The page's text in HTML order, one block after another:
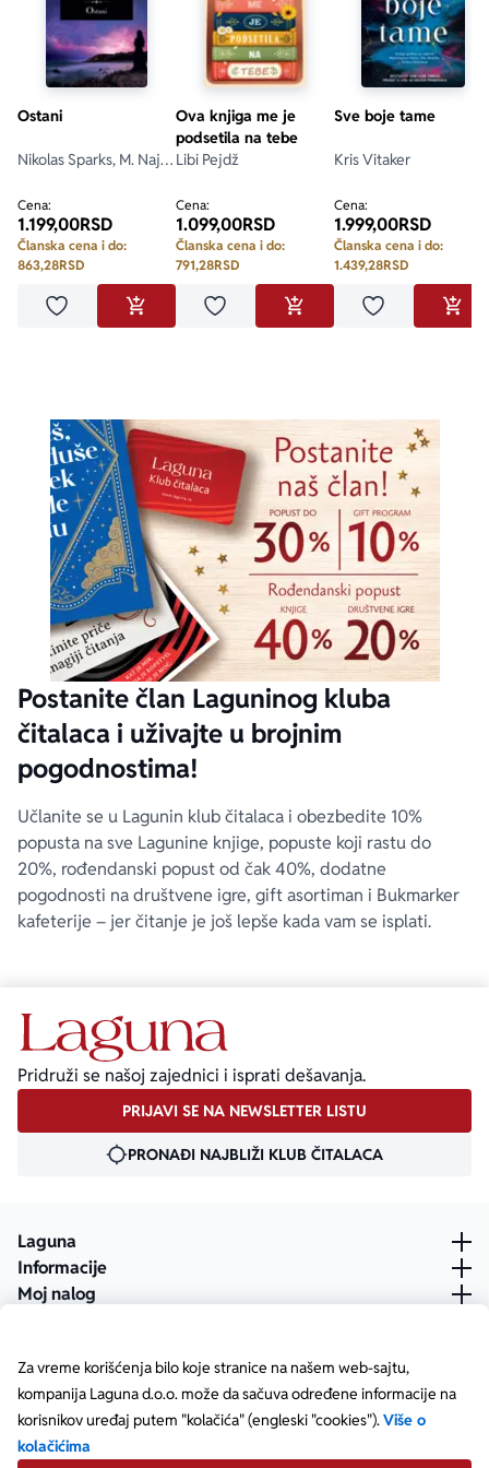
Za vreme korišćenja bilo koje stranice na našem web-sajtu,
kompanija Laguna d.o.o. može da sačuva određene informacije na
korisnikov uređaj putem "kolačića" (engleski "cookies").Više o
kolačićima
„Delikatna proza Kejt Volbert odzvanja glasovima koje
više ne možemo da čujemo… Vrtovi Kjota je priča o
duhu, misterija i ljubavna priča.“ Ejmi Blum
„Ovaj predivni, jedinstveni roman istražuje tananu
mrežu priča koje tkamo da bismo zaštili naše voljene od
Ostani
Nikolas Sparks, M. Najt
Cena:
1.199,00RSD
Članska cena i do:
863,28RSD
Dodaj u omiljeneDODAJ U KORPU
Ova knjiga me je
podsetila na tebe
Libi Pejdž
Cena:
1.099,00RSD
Članska cena i do:
791,28RSD
Dodaj u omiljeneDODAJ U KORPU
Sve boje tame
Kris Vitaker
Cena:
1.999,00RSD
Članska cena i do:
1.439,28RSD
Dodaj u
Postanite član Laguninog kluba
čitalaca i uživajte u brojnim
pogodnostima!
Učlanite se u Lagunin klub čitalaca i obezbedite 10%
popusta na sve Lagunine knjige, popuste koji rastu do
20%, rođendanski popust od čak 40%, dodatne
pogodnosti na društvene igre, gift asortiman i Bukmarker
kafeterije – jer čitanje je još lepše kada vam se isplati.
Pridruži se našoj zajednici i isprati dešavanja.
PRIJAVI SE NA NEWSLETTER LISTU
PRONAĐI NAJBLIŽI KLUB ČITALACA
Laguna
Informacije
Moj nalog